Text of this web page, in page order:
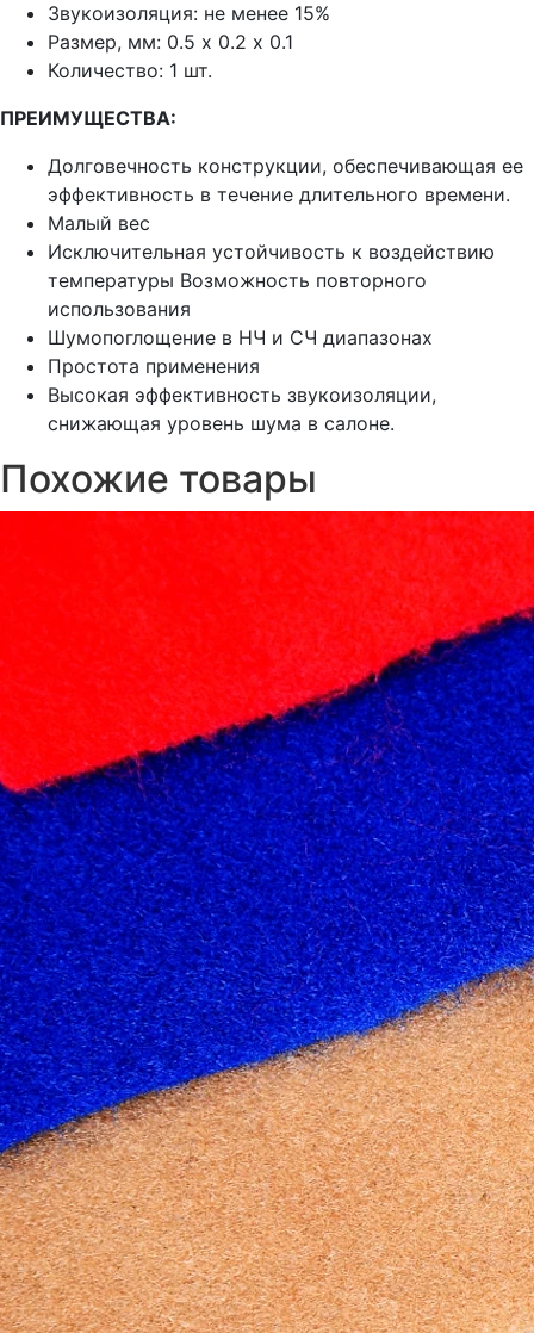
Звукоизоляция: не менее 15%
Размер, мм: 0.5 х 0.2 х 0.1
Количество: 1 шт.
ПРЕИМУЩЕСТВА:
Долговечность конструкции, обеспечивающая ее
эффективность в течение длительного времени.
Малый вес
Исключительная устойчивость к воздействию
температуры Возможность повторного
использования
Шумопоглощение в НЧ и СЧ диапазонах
Простота применения
Высокая эффективность звукоизоляции,
снижающая уровень шума в салоне.
Похожие товары